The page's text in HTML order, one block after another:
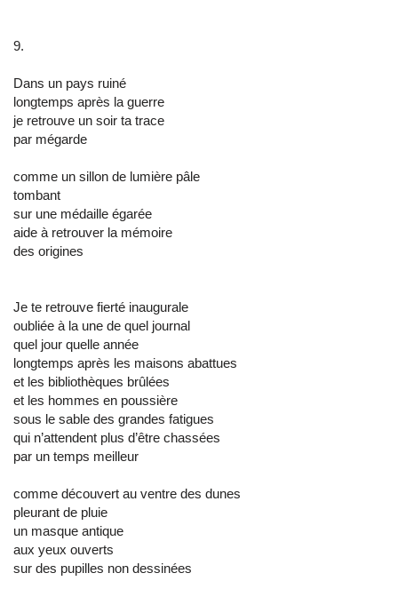
9.
Dans un pays ruiné
longtemps après la guerre
je retrouve un soir ta trace
par mégarde
comme un sillon de lumière pâle
tombant
sur une médaille égarée
aide à retrouver la mémoire
des origines
Je te retrouve fierté inaugurale
oubliée à la une de quel journal
quel jour quelle année
longtemps après les maisons abattues
et les bibliothèques brûlées
et les hommes en poussière
sous le sable des grandes fatigues
qui n’attendent plus d’être chassées
par un temps meilleur
comme découvert au ventre des dunes
pleurant de pluie
un masque antique
aux yeux ouverts
sur des pupilles non dessinées